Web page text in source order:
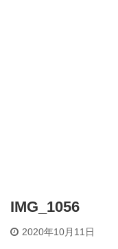
IMG_1056
2020年10月11日